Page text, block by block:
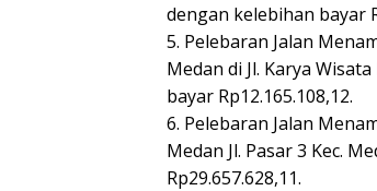
dengan kelebihan bayar
5. Pelebaran Jalan
Medan di Jl. Karya
bayar Rp12.165.108,12.
6. Pelebaran Jalan
Medan Jl. Pasar 3 Kec.
Rp29.657.628,11.